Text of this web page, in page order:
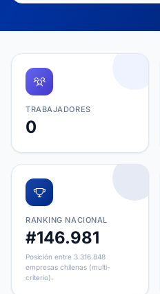
TRABAJADORES
0
RANKING NACIONAL
#146.981
Posición entre 3.316.848
empresas chilenas (multi-
criterio).